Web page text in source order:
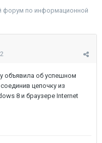
форум по информационной
объявила об успешном
цепочку из
8 и браузере Internet